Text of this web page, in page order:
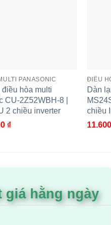
là với trần của các
lí tưởng cho các căn
PANASONIC
hòa multi
CU-2Z52WBH-8 |
2 chiều inverter
₫
ĐIỀU
Dàn
chiều
giá hằng ngày